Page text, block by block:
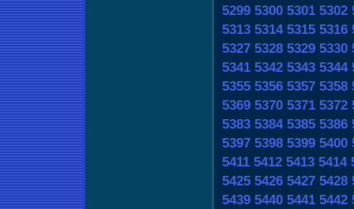
5299 5300 5301 5302
5313 5314 5315 5316
5327 5328 5329 5330
5341 5342 5343 5344
5355 5356 5357 5358
5369 5370 5371 5372
5383 5384 5385 5386
5397 5398 5399 5400
5411 5412 5413 5414
5425 5426 5427 5428
5439 5440 5441 5442